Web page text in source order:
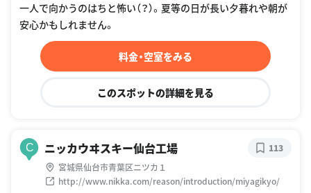
一人で向かうのはちと怖い（？）。夏等の日が長い夕暮れや朝が
安心かもしれません。
料金・空室をみる
このスポットの詳細を見る
C ニッカウヰスキー仙台工場
宮城県仙台市青葉区ニツカ１
http://www.nikka.com/reason/introduction/miyagikyo/
113